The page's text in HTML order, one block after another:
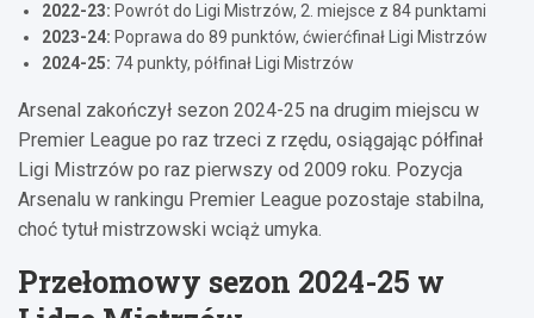
2022-23: Powrót do Ligi Mistrzów, 2. miejsce z 84 punktami
2023-24: Poprawa do 89 punktów, ćwierćfinał Ligi Mistrzów
2024-25: 74 punkty, półfinał Ligi Mistrzów
Arsenal zakończył sezon 2024-25 na drugim miejscu w
Premier League po raz trzeci z rzędu, osiągając półfinał
Ligi Mistrzów po raz pierwszy od 2009 roku. Pozycja
Arsenalu w rankingu Premier League pozostaje stabilna,
choć tytuł mistrzowski wciąż umyka.
Przełomowy sezon 2024-25 w